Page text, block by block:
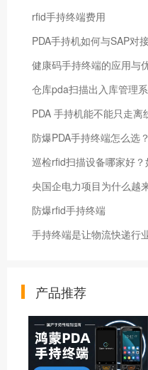
rfid手持终端费用
PDA手持机如何与SAP对
健康码手持终端的应用与
仓库pda扫描出入库管理
巡检rfid扫描设备哪家好
央国企电力项目为什么越
防爆rfid手持终端
手持终端是让物流快递行
产品推荐